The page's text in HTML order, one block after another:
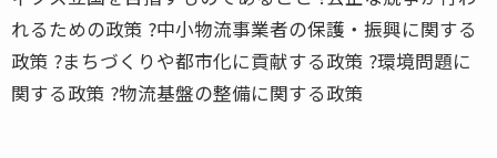
れるための政策 ?中小物流事業者の保護・振興に関する
政策 ?まちづくりや都市化に貢献する政策 ?環境問題に
関する政策 ?物流基盤の整備に関する政策